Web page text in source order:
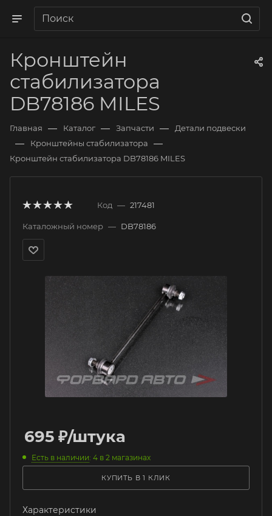
Кронштейн
стабилизатора
DB78186 MILES
Главная — Каталог — Запчасти — Детали подвески
— Кронштейны стабилизатора —
Кронштейн стабилизатора DB78186 MILES
Код — 217481
Каталожный номер — DB78186
695 ₽/штука
Есть в наличии: 4 в 2 магазинах
КУПИТЬ В 1 КЛИК
Характеристики